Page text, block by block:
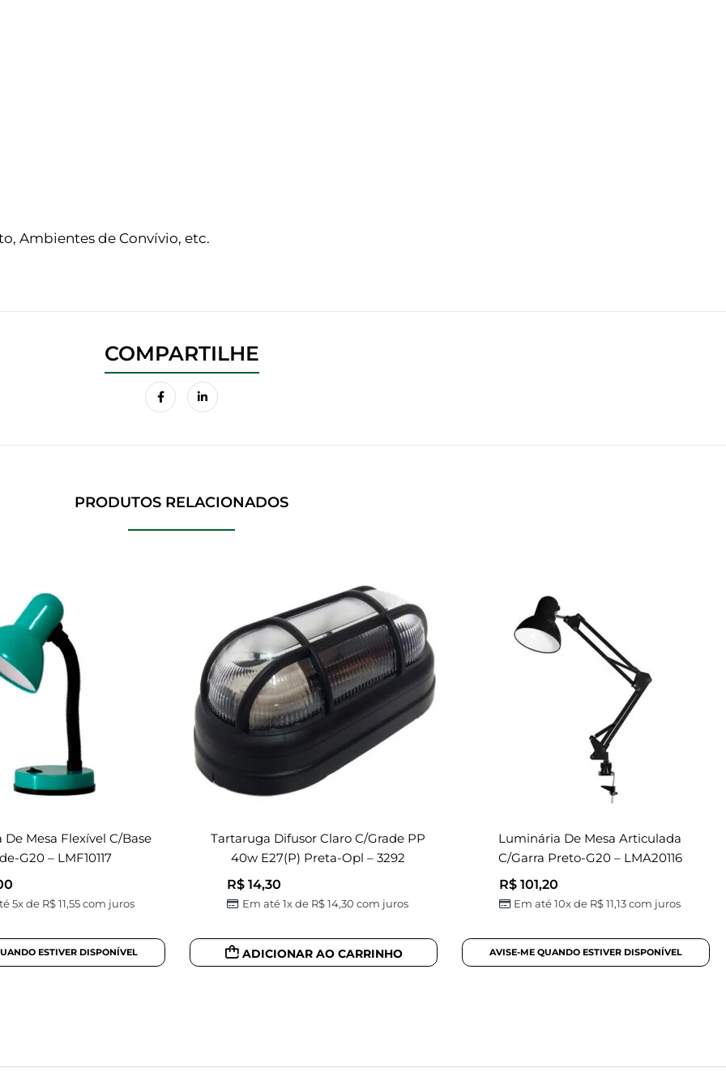
Ambientes de Convívio, etc.
PRODUTOS RELACIONADOS
Mesa Flexível C/base
G20 – LMF10117
5x de R$11,55com juros
Tartaruga Difusor Claro C/grade PP
40w E27(p) Preta-Opl – 3292
R$ 14,30
Em até 1x de R$14,30 com juros
ADICIONAR AO CARRINHO
Luminária De Mesa Articulada
C/garra Preto-G20 – LMA20116
R$101,20
Em até 10x de R$11,13com juros